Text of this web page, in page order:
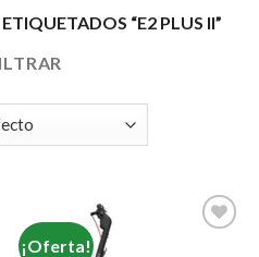
“E2 PLUS II”
¡Oferta!